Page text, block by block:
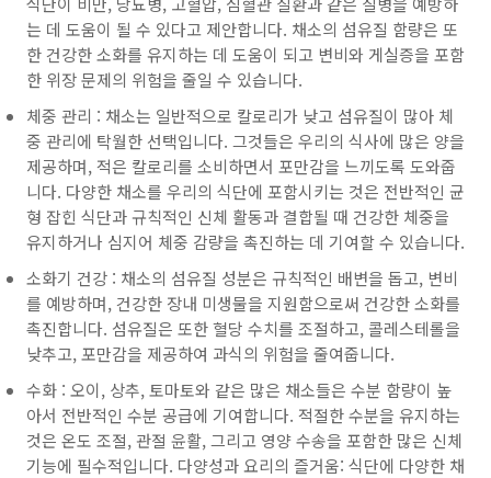
는 데 도움이 될 수 있다고 제안합니다. 채소의 섬유질 함량은 또
한 건강한 소화를 유지하는 데 도움이 되고 변비와 게실증을 포함
한 위장 문제의 위험을 줄일 수 있습니다.
체중 관리 : 채소는 일반적으로 칼로리가 낮고 섬유질이 많아 체
중 관리에 탁월한 선택입니다. 그것들은 우리의 식사에 많은 양을
제공하며, 적은 칼로리를 소비하면서 포만감을 느끼도록 도와줍
니다. 다양한 채소를 우리의 식단에 포함시키는 것은 전반적인 균
형 잡힌 식단과 규칙적인 신체 활동과 결합될 때 건강한 체중을
유지하거나 심지어 체중 감량을 촉진하는 데 기여할 수 있습니다.
소화기 건강 : 채소의 섬유질 성분은 규칙적인 배변을 돕고, 변비
를 예방하며, 건강한 장내 미생물을 지원함으로써 건강한 소화를
촉진합니다. 섬유질은 또한 혈당 수치를 조절하고, 콜레스테롤을
낮추고, 포만감을 제공하여 과식의 위험을 줄여줍니다.
수화 : 오이, 상추, 토마토와 같은 많은 채소들은 수분 함량이 높
아서 전반적인 수분 공급에 기여합니다. 적절한 수분을 유지하는
것은 온도 조절, 관절 윤활, 그리고 영양 수송을 포함한 많은 신체
기능에 필수적입니다. 다양성과 요리의 즐거움: 식단에 다양한 채